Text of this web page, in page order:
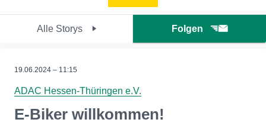
Alle Storys Folgen
19.06.2024 – 11:15
ADAC Hessen-Thüringen e.V.
E-Biker willkommen!